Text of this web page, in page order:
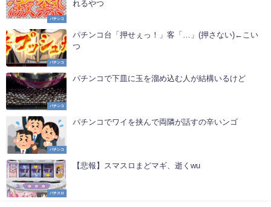
パチンコ
れるやつ
パチンコ
パチンコ台「押せぇっ！」客「…」(押さない)←こい
つ
パチンコ
パチンコで下皿に玉を溜め込む人が結構いるけど
パチンコ
パチンコでワイを挟んで両隣が話すの辛いンゴ
パチスロ
【悲報】スマスロまどマギ、逝くwu